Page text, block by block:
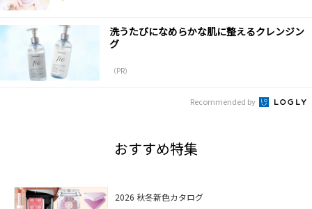
洗うたびになめらかな肌に整えるクレンジン
グ
（PR）
Recommended by
おすすめ特集
2026 秋冬新色カタログ